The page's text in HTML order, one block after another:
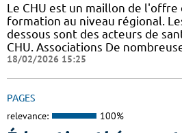
Le CHU est un maillon de l'offre
formation au niveau régional.
dessous sont des acteurs de
CHU. Associations De
18/02/2026 15:25
PAGES
relevance: 100%